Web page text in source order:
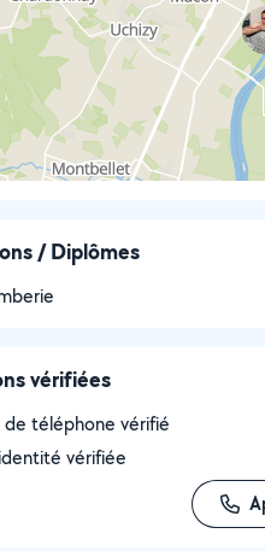
/ Diplômes
vérifiées
téléphone vérifié
vérifiée